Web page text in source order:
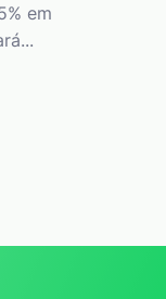
em